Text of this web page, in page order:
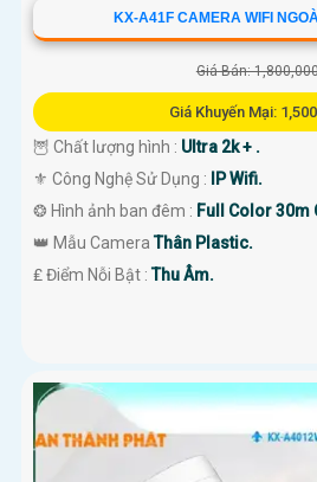
KX-A41F CAMERA WIFI
Giá Bán:
Giá Khuyến Mại:
🦉 Chất lượng hình : Ultra 2k + .
⚜️ Công Nghệ Sử Dụng :
IP Wifi.
❂ Hình ảnh ban đêm : Full Color 30m
👑 Mẫu CameraThân Plastic.
️₤ Điểm Nỗi Bật :Thu Âm.